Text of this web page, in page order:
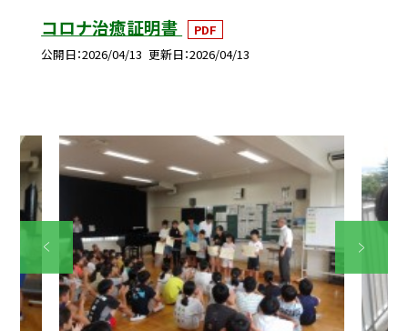
コロナ治癒証明書
PDF
公開日 2026/04/13 更新日 2026/04/13